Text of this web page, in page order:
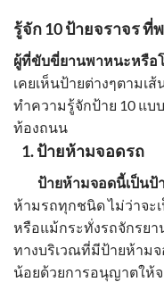
รู้จัก 10ป้ายจราจรที่
ผู้ที่ขับขี่ยานพาหนะหรือ
เคยเห็นป้ายต่างๆตามเ
ทำความรู้จักป้าย 10 แบ
ท้องถนน
1.ป้ายห้ามจอดรถ
ป้ายห้ามจอดนี้เป็นป้
ห้ามรถทุกชนิด ไม่ว่าจะ
หรือแม้กระทั่งรถจักรย
ทางบริเวณที่มีป้ายห้าม
น้อยด้วยการอนุญาตให้